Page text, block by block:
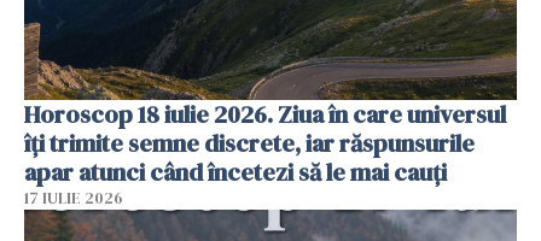
Horoscop 18 iulie 2026. Ziua în care universul
îți trimite semne discrete, iar răspunsurile
apar atunci când încetezi să le mai cauți
17 IULIE 2026